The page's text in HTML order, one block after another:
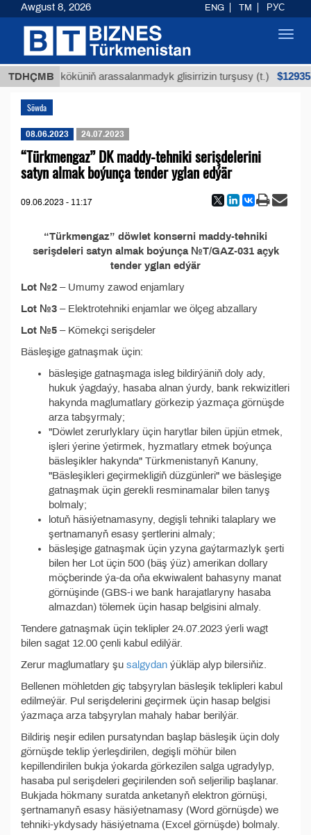
TDHÇMB
Buýan köküniň arassalanmadyk glisirrizin turşusy (t.)
Söwda
08.06.2023 24.07.2023
“Türkmengaz” DK maddy-tehniki serişdelerini
satyn almak boýunça tender yglan edýär
09.06.2023 - 11:17
“Türkmengaz” döwlet konserni maddy-tehniki
serişdeleri satyn almak boýunça №T/GAZ-031 açyk
tender yglan edýär
Lot №2 – Umumy zawod enjamlary
Lot №3 – Elektrotehniki enjamlar we ölçeg abzallary
Lot №5 – Kömekçi serişdeler
Bäsleşige gatnaşmak üçin:
bäsleşige gatnaşmaga isleg bildirýäniň doly ady,
hukuk ýagdaýy, hasaba alnan ýurdy, bank rekwizitleri
hakynda maglumatlary görkezip ýazmaça görnüşde
arza tabşyrmaly;
"Döwlet zerurlyklary üçin harytlar bilen üpjün etmek,
işleri ýerine ýetirmek, hyzmatlary etmek boýunça
bäsleşikler hakynda" Türkmenistanyň Kanuny,
"Bäsleşikleri geçirmekligiň düzgünleri" we bäsleşige
gatnaşmak üçin gerekli resminamalar bilen tanyş
bolmaly;
lotuň häsiýetnamasyny, degişli tehniki talaplary we
şertnamanyň esasy şertlerini almaly;
bäsleşige gatnaşmak üçin yzyna gaýtarmazlyk şerti
bilen her Lot üçin 500 (bäş ýüz) amerikan dollary
möçberinde ýa-da oňa ekwiwalent bahasyny manat
görnüşinde (GBS-i we bank harajatlaryny hasaba
almazdan) tölemek üçin hasap belgisini almaly.
Tendere gatnaşmak üçin teklipler 24.07.2023 ýerli wagt
bilen sagat 12.00 çenli kabul edilýär.
Zerur maglumatlary şu salgydan ýükläp alyp bilersiňiz.
Bellenen möhletden giç tabşyrylan bäsleşik teklipleri kabul
edilmeýär. Pul serişdelerini geçirmek üçin hasap belgisi
ýazmaça arza tabşyrylan mahaly habar berilýär.
Bildiriş neşir edilen pursatyndan başlap bäsleşik üçin doly
görnüşde teklip ýerleşdirilen, degişli möhür bilen
kepillendirilen bukja ýokarda görkezilen salga ugradylyp,
hasaba pul serişdeleri geçirilenden soň seljerilip başlanar.
Bukjada hökmany suratda anketanyň elektron görnüşi,
şertnamanyň esasy häsiýetnamasy (Word görnüşde) we
tehniki-ykdysady häsiýetnama (Excel görnüşde) bolmaly.
Awgust 8, 2026 ENG TM РУС